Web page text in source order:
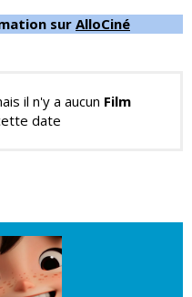
sur AlloCiné
il n'y a aucun Film
date